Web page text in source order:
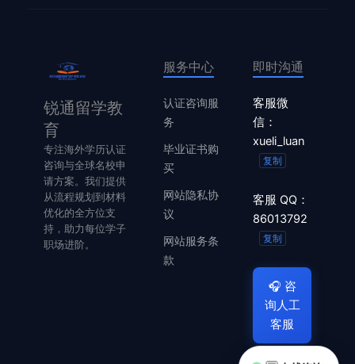
锐通留学教
育
专注海外学历认证
咨询与全球名校申
请方案。我们提供
从流程规划到材料
优化的全方位支
持，助力每位学子
职场进阶。
服务中心
认证咨询服
务
毕业证书购
买
网站隐私协
议
网站服务条
款
即时沟通
客服微
信：
xueli_luan
复制
客服 QQ：
86013792
复制
🎧 咨
询人工
客服